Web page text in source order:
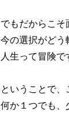
でもだからこそ
今の選択がどう
人生って冒険で
ということで、
何か１つでも、